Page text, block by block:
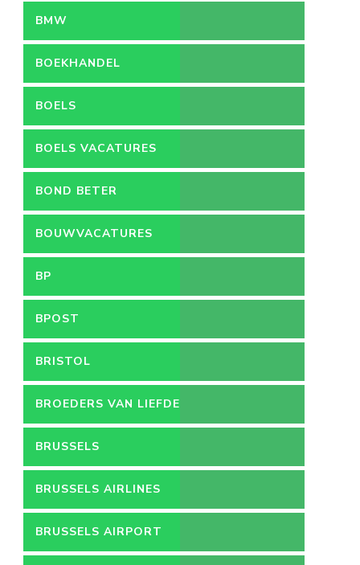
BMW
BOEKHANDEL
BOELS
BOELS VACATURES
BOND BETER
LEEFMILIEU
BOUWVACATURES
BP
BPOST
BRISTOL
BROEDERS VAN LIEFDE
BRUSSELS
BRUSSELS AIRLINES
BRUSSELS AIRPORT